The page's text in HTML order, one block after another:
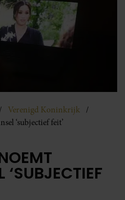
Verenigd Koninkrijk
‘subjectief feit’
‘SUBJECTIEF